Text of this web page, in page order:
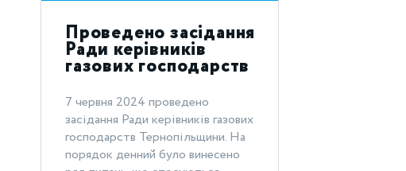
Проведено засідання
Ради керівників
газових господарств
Тернопільщини
7 червня 2024 проведено
засідання Ради керівників газових
господарств Тернопільщини. На
порядок денний було винесено